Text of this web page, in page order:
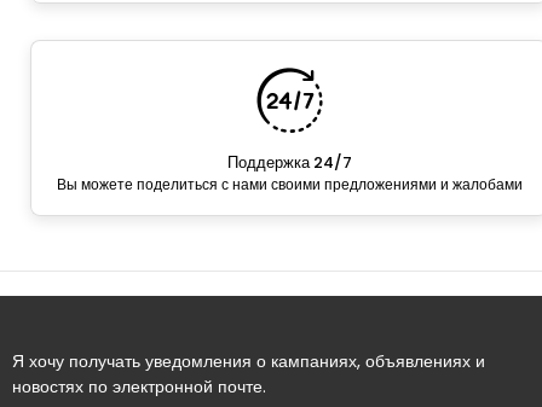
Поддержка 24/7
Вы можете поделиться с нами своими предложениями и жалобами
Я хочу получать уведомления о кампаниях, объявлениях и
новостях по электронной почте.